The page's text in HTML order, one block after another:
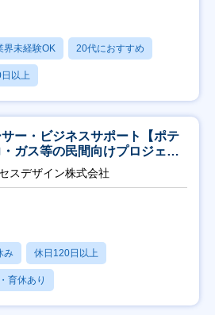
界未経験OK 20代におすすめ
以上
ー・ビジネスサポート【ポテ
ガス等の民間向けプロジェク
スデザイン株式会社
み 休日120日以上
育休あり